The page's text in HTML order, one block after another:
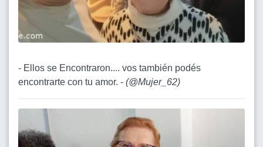
- Ellos se Encontraron.... vos también podés
encontrarte con tu amor. - (@Mujer_62)